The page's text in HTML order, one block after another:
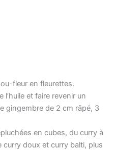
fleur en fleurettes.
et faire revenir un
gingembre de 2 cm râpé, 3
en cubes, du curry à
doux et curry balti, plus